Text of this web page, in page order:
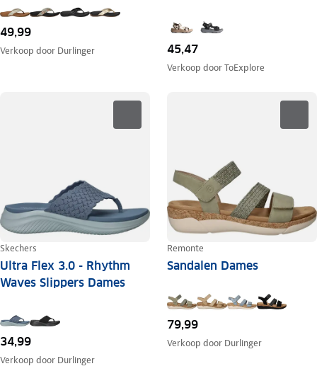
49,99
Verkoop door Durlinger 45,47
Verkoop doorToExplore
Skechers
Ultra Flex 3.0 - Rhythm
Waves Slippers Dames
34,99
Verkoop door Durlinger
Remonte
Sandalen Dames
79,99
Verkoop door Durlinger